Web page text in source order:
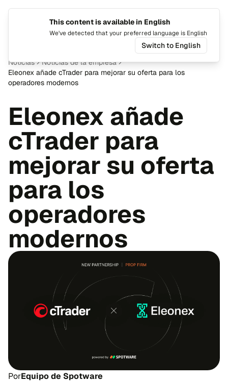
Noticias
Noticias de la empresa
Eleonex añade cTrader para mejorar su oferta para los
operadores modernos
Eleonex añade
cTrader para
mejorar su oferta
para los
operadores
modernos
PorEquipo de Spotware
This content is available in English
We've detected that your preferred language is English
Switch to English